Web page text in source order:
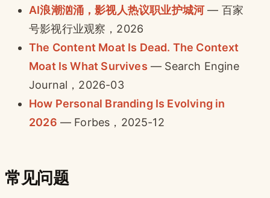
AI浪潮汹涌，影视人热议职业护城河— 百家
号影视行业观察，2026
The Content Moat Is Dead. The Context
Moat Is What Survives — Search Engine
Journal，2026-03
How Personal Branding Is Evolving in
2026 — Forbes，2025-12
常见问题